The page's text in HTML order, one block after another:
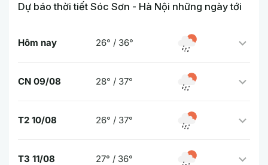
Dự báo thời tiết Sóc Sơn - Hà Nội những ngày tới
Hôm nay 26° / 36°
CN 09/08 28° / 37°
T2 10/08 26° / 37°
T3 11/08 27° / 36°